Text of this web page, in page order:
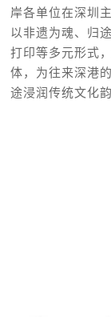
岸各单位在深圳
以非遗为魂、归
打印等多元形式
体，为往来深港
途浸润传统文化韵